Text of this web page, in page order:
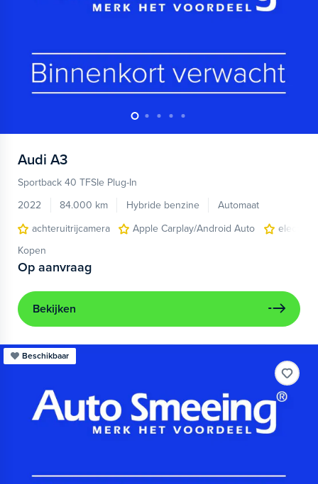
Audi A3
Sportback 40 TFSIe Plug-In
2022
84.000 km Hybride benzine
Automaat
achteruitrijcamera
Apple Carplay/Android Auto
Kopen
Op aanvraag
Bekijken
Beschikbaar